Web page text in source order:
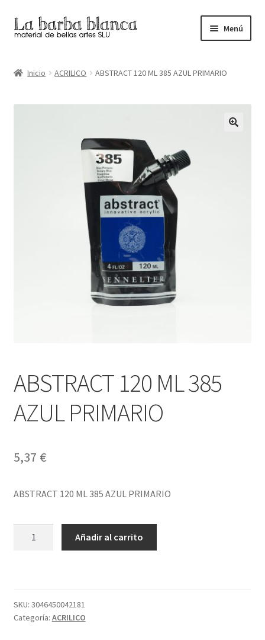
Ir
a
navegación
Ir
al
Menú
Inicio ACRILICO ABSTRACT 120 ML 385 AZUL PRIMARIO
ABSTRACT 120 ML 385
AZUL PRIMARIO
5,37 €
ABSTRACT 120 ML 385 AZUL PRIMARIO
PRIMARIO
cantidad
Añadir al carrito
SKU: 3046450042181
Categoría: ACRILICO